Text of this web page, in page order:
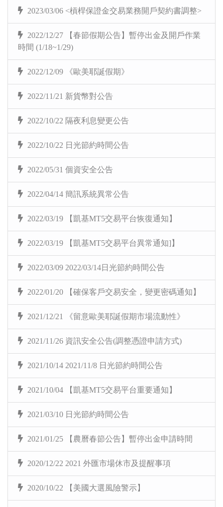
2023/03/06 <槓桿保證金交易業務開戶契約書調整>
2022/12/27 【春節假期公告】暫停出金及開戶作業
時間 (1/18~1/29)
2022/12/09 《歐美耶誕假期》
2022/11/21 新貨幣對公告
2022/10/22 隔夜利息變更公告
2022/10/22 日光節約時間公告
2022/05/31 個資安全公告
2022/04/14 簡訊系統異常公告
2022/03/19 【凱基MT5交易平台恢復通知】
2022/03/19 【凱基MT5交易平台異常通知]】
2022/03/09 2022/03/14日光節約時間公告
2022/01/20 【確保客戶交易安全，變更密碼通知】
2021/12/21 《留意歐美耶誕假期市場流動性》
2021/11/26 資訊安全公告(調整憑證申請方式)
2021/10/14 2021/11/8 日光節約時間公告
2021/10/04 【凱基MT5交易平台重要通知】
2021/03/10 日光節約時間公告
2021/01/25 【農曆春節公告】暫停出金申請時間
2020/12/22 2021 外匯市場休市及提醒事項
2020/10/22 【美國大選風險警示】